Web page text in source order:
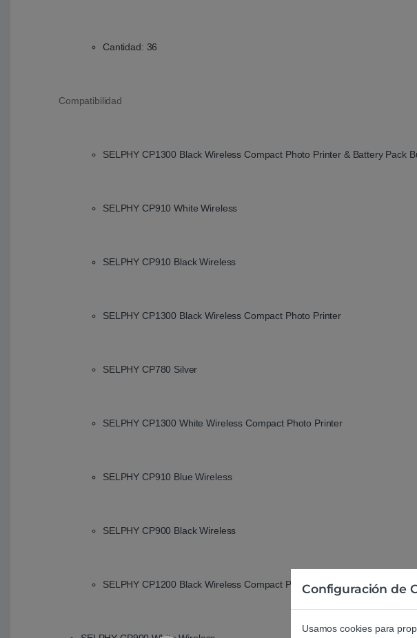
Cantidad: 36
Compatibilidad
SELPHY CP1300 Black Wireless Compact Photo Printer & Battery Pack
SELPHY CP910 White Wireless
SELPHY CP910 Black Wireless
SELPHY CP1300 Black Wireless Compact Photo Printer
SELPHY CP780 Silver
SELPHY CP1300 White Wireless Compact Photo Printer
SELPHY CP910 Blue Wireless
SELPHY CP900 Black Wireless
SELPHY CP1200 Black Wireless Compact Photo PrinterConfiguración de
Usamos cookies para